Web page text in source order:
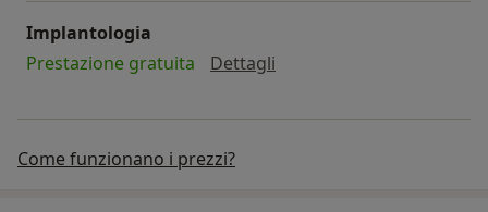
Implantologia
Prestazione gratuita
Dettagli
Come funzionano i prezzi?